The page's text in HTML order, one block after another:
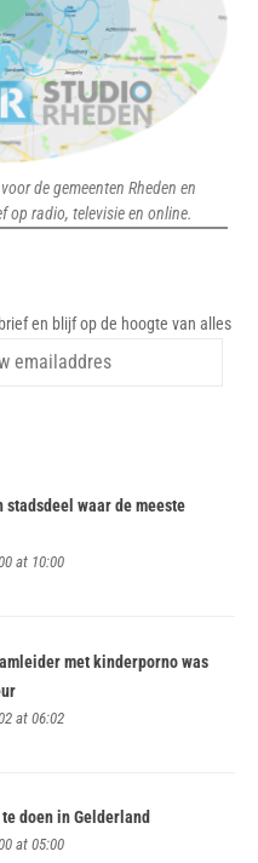
de gemeenten Rheden en
op radio, televisie en online.
en blijf op de hoogte van alles
stadsdeel waar de meeste
at 10:00
met kinderporno was
at 06:02
doen in Gelderland
at 05:00